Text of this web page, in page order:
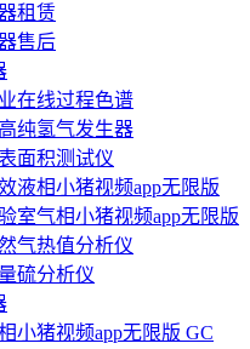
租赁
售后
在线过程色谱
纯氢气发生器
面积测试仪
液相小猪视频app无限版
室气相小猪视频app无限版
气热值分析仪
硫分析仪
小猪视频app无限版 GC